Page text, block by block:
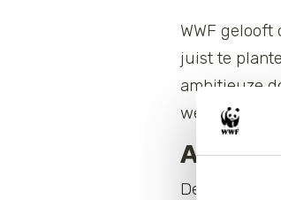
WWF
juist te
ambitieuze
we de aarde
De